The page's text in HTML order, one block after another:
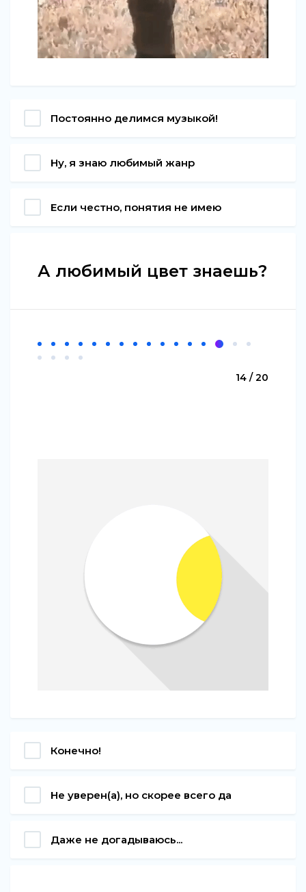
Постоянно делимся музыкой!
Ну, я знаю любимый жанр
Если честно, понятия не имею
А любимый цвет знаешь?
14 / 20
Конечно!
Не уверен(а), но скорее всего да
Даже не догадываюсь...